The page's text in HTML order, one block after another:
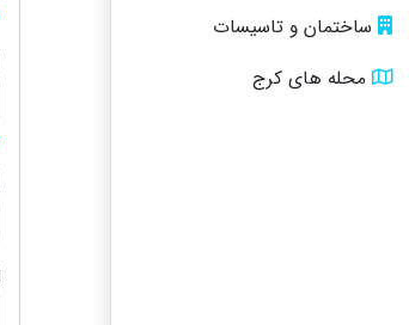
ساختمان و تاسیسات
محله های کرج